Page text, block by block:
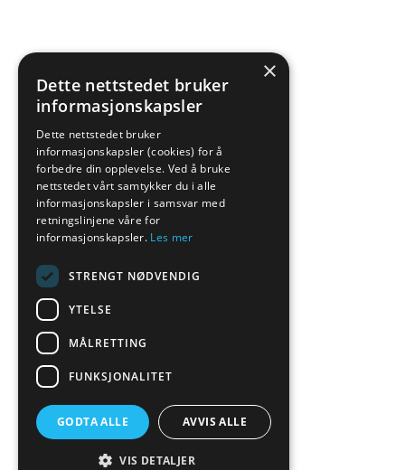
×
Dette nettstedet bruker
informasjonskapsler
Dette nettstedet bruker
informasjonskapsler (cookies) for å
forbedre din opplevelse. Ved å bruke
nettstedet vårt samtykker du i alle
informasjonskapsler i samsvar med
retningslinjene våre for
informasjonskapsler. Les mer
STRENGT NØDVENDIG
YTELSE
MÅLRETTING
FUNKSJONALITET
GODTA ALLE AVVIS ALLE
VIS DETALJER